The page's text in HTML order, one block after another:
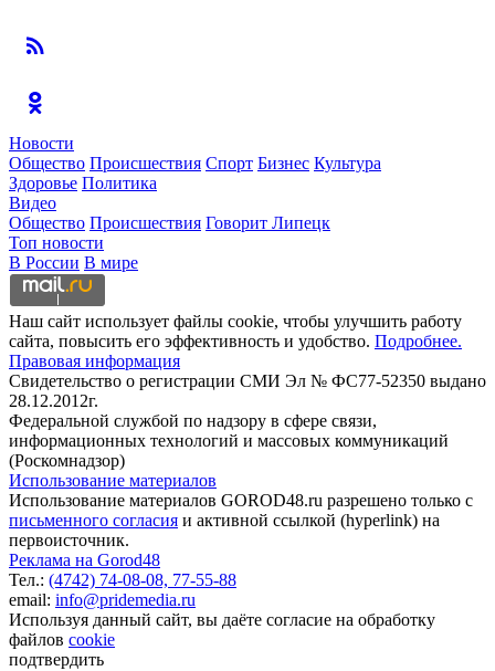
Новости
Общество Происшествия Спорт Бизнес Культура
Здоровье Политика
Видео
Общество Происшествия Говорит Липецк
Топ новости
В России В мире
Наш сайт использует файлы cookie, чтобы улучшить работу
сайта, повысить его эффективность и удобство. Подробнее.
Правовая информация
Свидетельство о регистрации СМИ Эл № ФС77-52350 выдано
28.12.2012г.
Федеральной службой по надзору в сфере связи,
информационных технологий и массовых коммуникаций
(Роскомнадзор)
Использование материалов
Использование материалов GOROD48.ru разрешено только с
письменного согласия и активной ссылкой (hyperlink) на
первоисточник.
Реклама на Gorod48
Тел.: (4742) 74-08-08, 77-55-88
email: info@pridemedia.ru
Используя данный сайт, вы даёте согласие на обработку
файлов cookie
подтвердить